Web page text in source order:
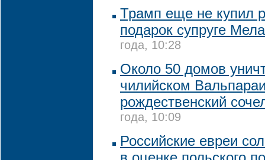
Трамп еще не купил
подарок супруге
года, 10:28
Около 50 домов
чилийском
рождественский
года, 10:09
Российские евреи